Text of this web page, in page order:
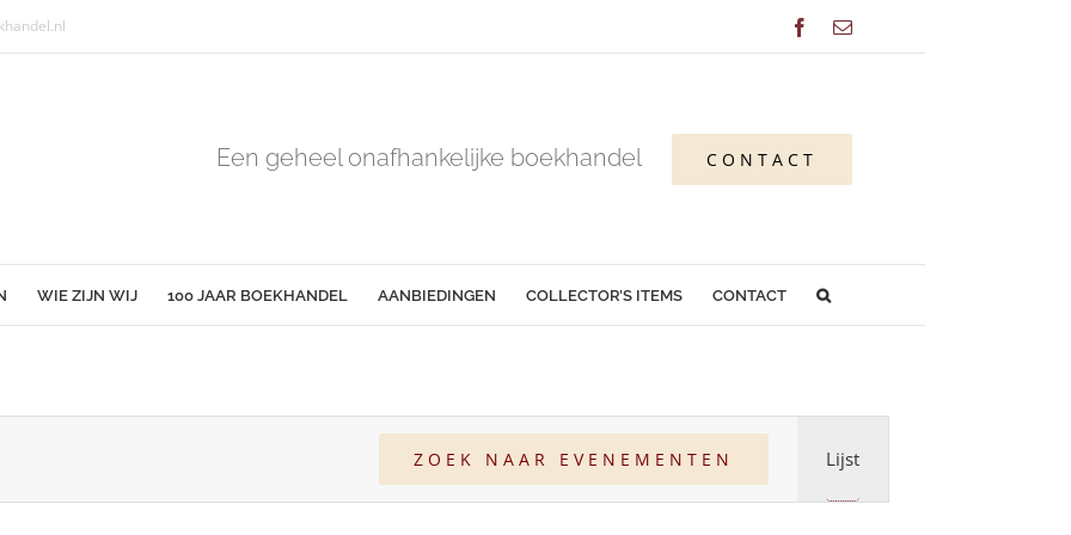
Facebook
E-
Een geheel onafhankelijke boekhandel CONTACT
WIE ZIJN WIJ 100 JAAR BOEKHANDEL AANBIEDINGEN COLLECTOR’S ITEMS CONTACT
ZOEK NAAR EVENEMENTEN
weergaven
Lijst